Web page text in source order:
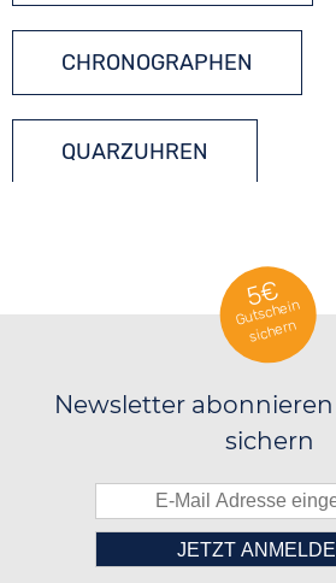
CHRONOGRAPHEN
QUARZUHREN
5€
Gutschein
sichern
Newsletter
sichern